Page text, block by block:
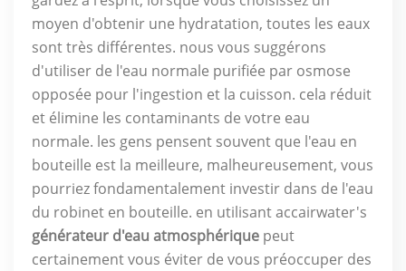
moyen d'obtenir une hydratation, toutes les eaux
sont très différentes. nous vous suggérons
d'utiliser de l'eau normale purifiée par osmose
opposée pour l'ingestion et la cuisson. cela réduit
et élimine les contaminants de votre eau
normale. les gens pensent souvent que l'eau en
bouteille est la meilleure, malheureusement, vous
pourriez fondamentalement investir dans de l'eau
du robinet en bouteille. en utilisant accairwater's
générateur d'eau atmosphérique peut
certainement vous éviter de vous préoccuper des